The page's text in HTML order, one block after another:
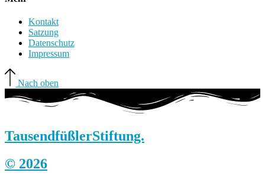
Kontakt
Satzung
Datenschutz
Impressum
Nach oben
TausendfüßlerStiftung.
© 2026